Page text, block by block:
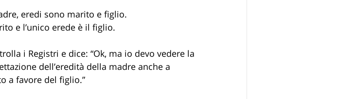
eredi sono marito e figlio.
e l’unico erede è il figlio.
i Registri e dice: “Ok, ma io devo vedere la
dell’eredità della madre anche a
a favore del figlio.”